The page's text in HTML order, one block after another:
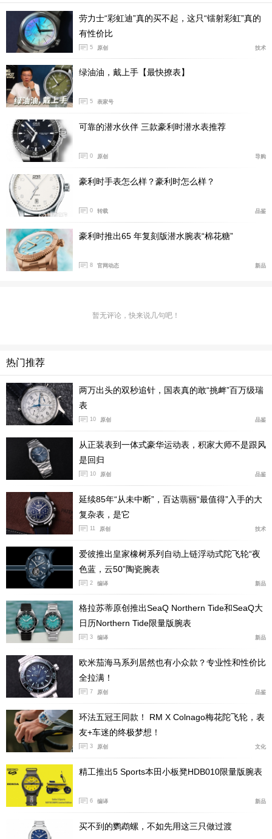
造精美实用、旨在为人们带来愉悦体验的瑞士机械腕表。
这款腕表以新款艺术家系列为基础，仅显示时间，并配备
小秒针。精钢表壳直径39.50毫米，厚度11.10毫米，搭配
灰色绒面皮革表带和蝴蝶扣。
与全新设计一脉相承，腕表采用直边时针和分针，立体时
标的设计灵感源自品牌1960年代的经典风格。整体造型延
续了该系列一贯的简洁利落的都市风格。
从这里开始，一切都体现在精妙的细节上。表盘呈柔和的
灰色，乍一看，这种颜色掩盖了小秒针显示区域的镜面背
景和高对比度的红色指针。
劳力士“彩虹迪”真的买不起，这只“镭射彩虹”真的
有性价比
5 原创 技术
绿油油，戴上手【最快撩表】
5 表家号
可靠的潜水伙伴 三款豪利时潜水表推荐
0 原创 导购
豪利时手表怎么样？豪利时怎么样？
0 转载 品鉴
豪利时推出65 年复刻版潜水腕表“棉花糖”
8 官网动态 新品
暂无评论，快来说几句吧！
热门推荐
两万出头的双秒追针，国表真的敢“挑衅”百万级瑞
表
10 原创 品鉴
从正装表到一体式豪华运动表，积家大师不是跟风
是回归
10 原创 品鉴
延续85年“从未中断”，百达翡丽“最值得”入手的大
复杂表，是它
11 原创 技术
爱彼推出皇家橡树系列自动上链浮动式陀飞轮“夜
色蓝，云50”陶瓷腕表
2 编译 新品
格拉苏蒂原创推出SeaQ Northern Tide和SeaQ大
日历Northern Tide限量版腕表
3 编译 新品
欧米茄海马系列居然也有小众款？专业性和性价比
全拉满！
7 原创 品鉴
环法五冠王同款！ RM X Colnago梅花陀飞轮，表
友+车迷的终极梦想！
3 原创 文化
精工推出5 Sports本田小板凳HDB010限量版腕表
6 编译 新品
买不到的鹦鹉螺，不如先用这三只做过渡